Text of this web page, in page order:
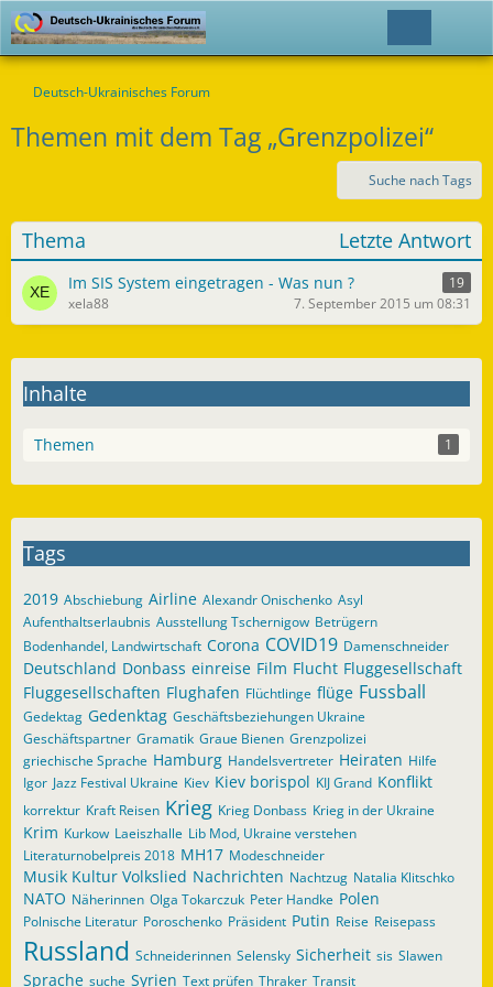
Deutsch-Ukrainisches Forum
Themen mit dem Tag „Grenzpolizei“
Suche nach Tags
Thema Letzte Antwort
Im SIS System eingetragen - Was nun ?
19
xela88
7. September 2015 um 08:31
Inhalte
Themen 1
Tags
2019 Abschiebung Airline Alexandr Onischenko Asyl
Aufenthaltserlaubnis Ausstellung Tschernigow Betrügern
Bodenhandel, Landwirtschaft Corona COVID19 Damenschneider
Deutschland Donbass einreise Film Flucht Fluggesellschaft
Fluggesellschaften Flughafen Flüchtlinge flüge Fussball
Gedektag Gedenktag Geschäftsbeziehungen Ukraine
Geschäftspartner Gramatik Graue Bienen Grenzpolizei
griechische Sprache Hamburg Handelsvertreter Heiraten Hilfe
Igor Jazz Festival Ukraine Kiev Kiev borispol KIJ Grand Konflikt
korrektur Kraft Reisen Krieg Krieg Donbass Krieg in der Ukraine
Krim Kurkow Laeiszhalle Lib Mod, Ukraine verstehen
Literaturnobelpreis 2018 MH17 Modeschneider
Musik Kultur Volkslied Nachrichten Nachtzug Natalia Klitschko
NATO Näherinnen Olga Tokarczuk Peter Handke Polen
Polnische Literatur Poroschenko Präsident Putin Reise Reisepass
Russland Schneiderinnen Selensky Sicherheit sis Slawen
Sprache suche Syrien Text prüfen Thraker Transit